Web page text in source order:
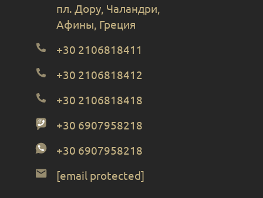
пл. Дору, Чаландри,
Афины, Греция
+30 2106818411
+30 2106818412
+30 2106818418
+30 6907958218
+30 6907958218
[email protected]